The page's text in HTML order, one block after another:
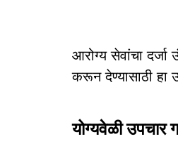
आरोग्य सेवांचा
करून देण्यासाठी हा
योग्यवेळी उपचार